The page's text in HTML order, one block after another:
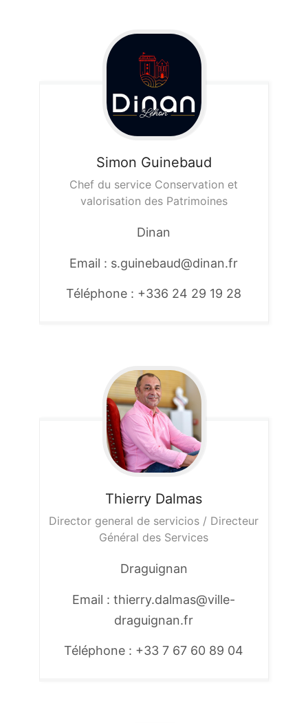
Simon Guinebaud
Chef du service Conservation et
valorisation des Patrimoines
Dinan
Email : s.guinebaud@dinan.fr
Téléphone : +336 24 29 19 28
Thierry Dalmas
Director general de servicios / Directeur
Général des Services
Draguignan
Email : thierry.dalmas@ville-
draguignan.fr
Téléphone : +33 7 67 60 89 04